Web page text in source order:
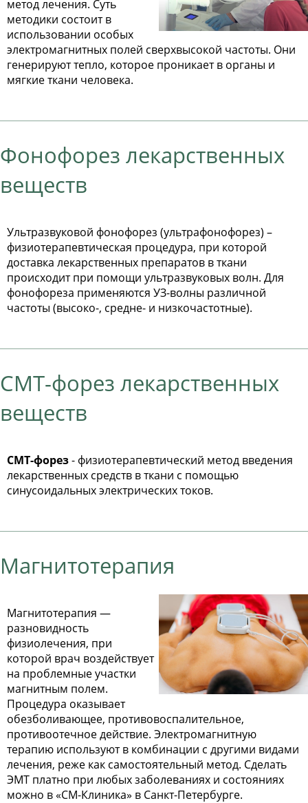
метод лечения. Суть
методики состоит в
использовании особых
электромагнитных полей сверхвысокой частоты. Они
генерируют тепло, которое проникает в органы и
мягкие ткани человека.
Фонофорез лекарственных
веществ
Ультразвуковой фонофорез (ультрафонофорез) –
физиотерапевтическая процедура, при которой
доставка лекарственных препаратов в ткани
происходит при помощи ультразвуковых волн. Для
фонофореза применяются УЗ-волны различной
частоты (высоко-, средне- и низкочастотные).
СМТ-форез лекарственных
веществ
СМТ-форез- физиотерапевтический метод введения
лекарственных средств в ткани с помощью
синусоидальных электрических токов.
Магнитотерапия
Магнитотерапия —
разновидность
физиолечения, при
которой врач воздействует
на проблемные участки
магнитным полем.
Процедура оказывает
обезболивающее, противовоспалительное,
противоотечное действие. Электромагнитную
терапию используют в комбинации с другими видами
лечения, реже как самостоятельный метод. Сделать
ЭМТ платно при любых заболеваниях и состояниях
можно в «СМ-Клиника» в Санкт-Петербурге.